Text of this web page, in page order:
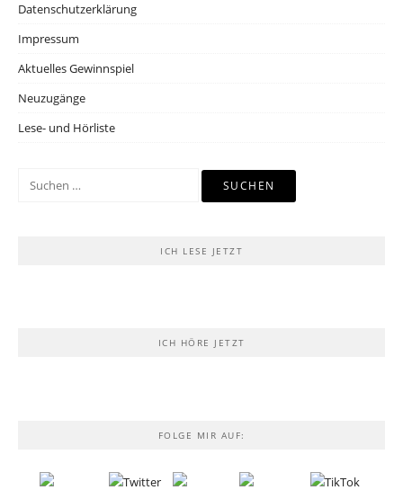
Datenschutzerklärung
Impressum
Aktuelles Gewinnspiel
Neuzugänge
Lese- und Hörliste
Suchen
ICH LESE JETZT
ICH HÖRE JETZT
FOLGE MIR AUF: